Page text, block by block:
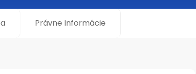
Právne Informácie